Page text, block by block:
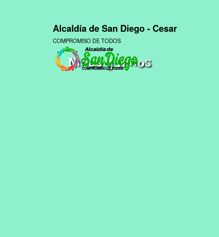
Alcaldía de San Diego - Cesar
COMPROMISO DE TODOS
Niñas y Niños